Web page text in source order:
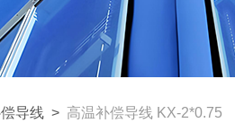
导线 > 高温补偿导线 KX-2*0.75